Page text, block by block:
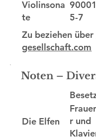
Violinsona
te
5-7
Zu beziehen über
gesellschaft.com
Noten –
Die Elfen
r und